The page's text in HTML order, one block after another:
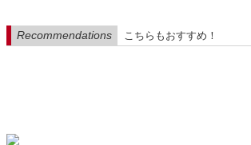
Recommendations こちらもおすすめ！